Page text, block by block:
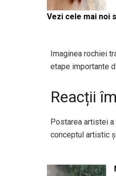
Vezi cele mai noi
Imaginea rochiei
etape importante
Reacții
Postarea artistei a
conceptul artistic